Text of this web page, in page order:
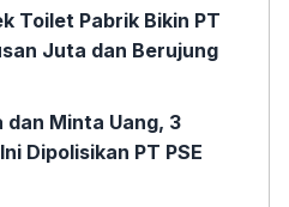
Toilet Pabrik Bikin PT
Juta dan Berujung
dan Minta Uang, 3
Dipolisikan PT PSE